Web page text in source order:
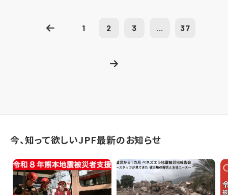
1 2 3 ... 37
今、知って欲しいJPF最新のお知らせ